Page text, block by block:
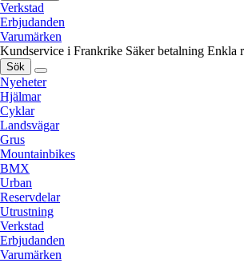
Verkstad
Erbjudanden
Varumärken
Kundservice i Frankrike Säker betalning Enkla
Sök
Nyeheter
Hjälmar
Cyklar
Landsvägar
Grus
Mountainbikes
BMX
Urban
Reservdelar
Utrustning
Verkstad
Erbjudanden
Varumärken